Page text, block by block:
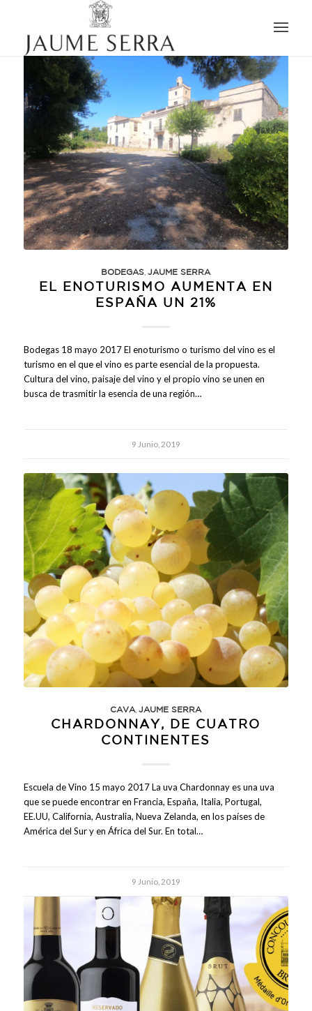
BODEGAS ,JAUME SERRA
EL ENOTURISMO AUMENTA EN
ESPAÑA UN 21%
Bodegas 18 mayo 2017 El enoturismo o turismo del vino es el
turismo en el que el vino es parte esencial de la propuesta.
Cultura del vino, paisaje del vino y el propio vino se unen en
busca de trasmitir la esencia de una región…
9 Junio, 2019
CAVA ,JAUME SERRA
CHARDONNAY, DE CUATRO
CONTINENTES
Escuela de Vino 15 mayo 2017 La uva Chardonnay es una uva
que se puede encontrar en Francia, España, Italia, Portugal,
EE.UU, California, Australia, Nueva Zelanda, en los países de
América del Sur y en África del Sur. En total…
9 Junio, 2019